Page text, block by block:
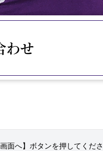
わせ
画面へ】ボタンを押してくだ